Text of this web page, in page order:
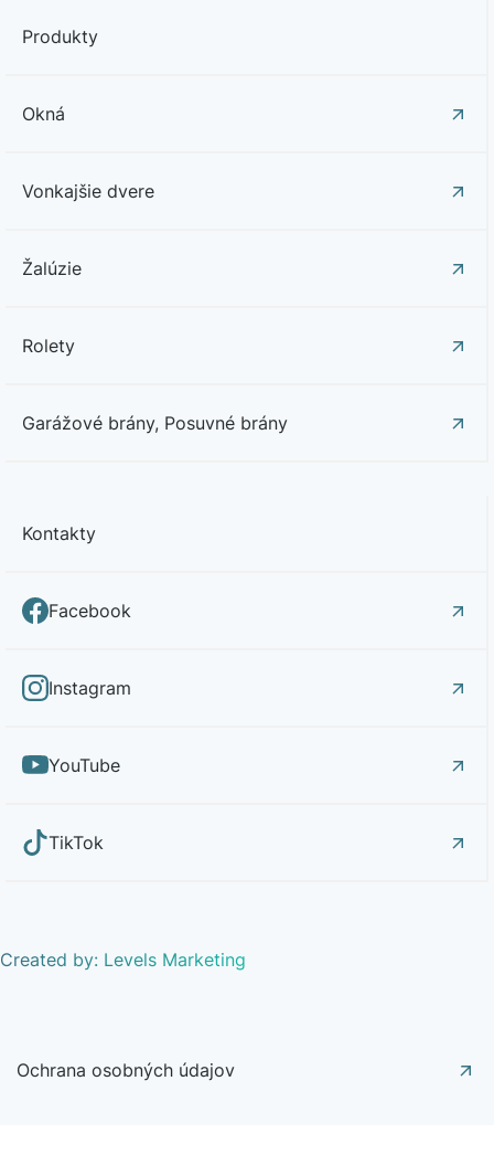
Produkty
Okná
Vonkajšie dvere
Žalúzie
Rolety
Garážové brány, Posuvné brány
Kontakty
Facebook
Instagram
YouTube
TikTok
Created by: Levels Marketing
Ochrana osobných údajov